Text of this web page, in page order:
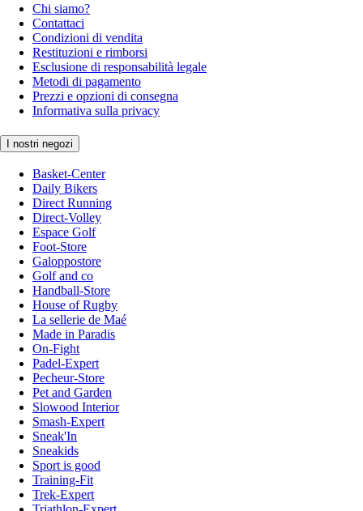
Chi siamo?
Contattaci
Condizioni di vendita
Restituzioni e rimborsi
Esclusione di responsabilità legale
Metodi di pagamento
Prezzi e opzioni di consegna
Informativa sulla privacy
I nostri negozi
Basket-Center
Daily Bikers
Direct Running
Direct-Volley
Espace Golf
Foot-Store
Galoppostore
Golf and co
Handball-Store
House of Rugby
La sellerie de Maé
Made in Paradis
On-Fight
Padel-Expert
Pecheur-Store
Pet and Garden
Slowood Interior
Smash-Expert
Sneak'In
Sneakids
Sport is good
Training-Fit
Trek-Expert